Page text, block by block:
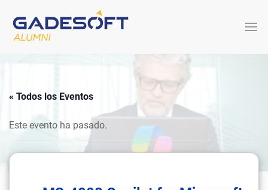
« Todos los Eventos
Este evento ha pasado.